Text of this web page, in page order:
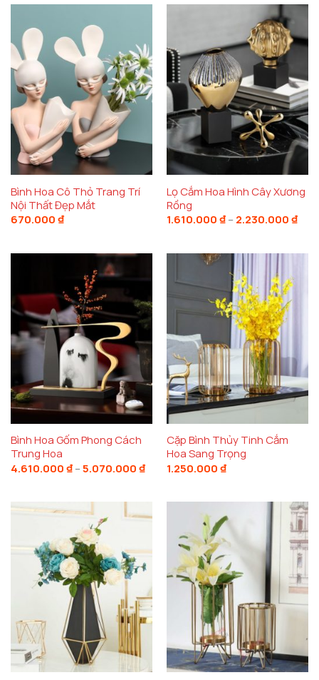
Bình Hoa Cô Thỏ Trang Trí
Nội Thất Đẹp Mắt
670.000 ₫
Lọ Cắm Hoa Hình Cây Xương
Rồng
1.610.000 ₫ – 2.230.000 ₫
Bình Hoa Gốm Phong Cách
Trung Hoa
4.610.000 ₫ – 5.070.000 ₫Khoảng
giá:
5.070.000 ₫
Cặp Bình Thủy Tinh Cắm
Hoa Sang Trọng
1.250.000 ₫